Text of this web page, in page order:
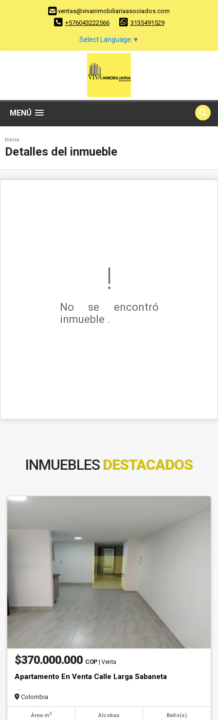
ventas@vivainmobiliariaasociados.com
+576043222566
3135491529
Select Language ▼
MENÚ
Inicio
Detalles del inmueble
No se encontró
inmueble .
INMUEBLES DESTACADOS
$370.000.000 COP | Venta
Apartamento En Venta Calle Larga Sabaneta
Colombia
Área m2 Alcobas Baño(s)